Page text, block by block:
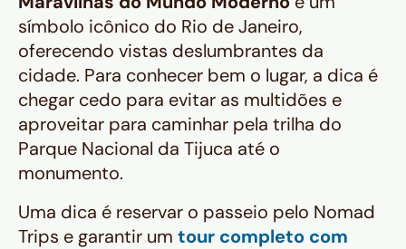
símbolo icônico do Rio de Janeiro,
oferecendo vistas deslumbrantes da
cidade. Para conhecer bem o lugar, a dica é
chegar cedo para evitar as multidões e
aproveitar para caminhar pela trilha do
Parque Nacional da Tijuca até o
monumento.
Uma dica é reservar o passeio pelo Nomad
Trips e garantir um tour completo com